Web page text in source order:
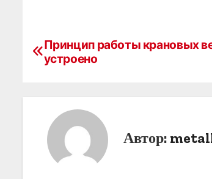
НПринцип работы крановых
устроено
Автор: